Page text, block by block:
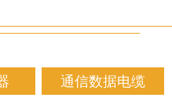
通信数据电缆